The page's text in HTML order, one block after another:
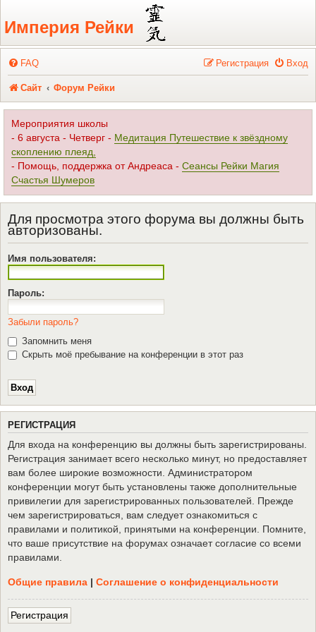
Регистрация
Империя Рейки
FAQ Вход
Регистрация
Сайт Форум Рейки
Мероприятия школы
- 6 августа - Четверг - Медитация Путешествие к звёздному
скоплению плеяд,
- Помощь, поддержка от Андреаса - Сеансы Рейки Магия
Счастья Шумеров
Для просмотра этого форума вы должны быть
авторизованы.
Имя пользователя:
Пароль:
Забыли пароль?
Запомнить меня
Скрыть моё пребывание на конференции в этот раз
РЕГИСТРАЦИЯ
Для входа на конференцию вы должны быть зарегистрированы.
Регистрация занимает всего несколько минут, но предоставляет
вам более широкие возможности. Администратором
конференции могут быть установлены также дополнительные
привилегии для зарегистрированных пользователей. Прежде
чем зарегистрироваться, вам следует ознакомиться с
правилами и политикой, принятыми на конференции. Помните,
что ваше присутствие на форумах означает согласие со всеми
правилами.
Общие правила | Соглашение о конфиденциальности
Регистрация